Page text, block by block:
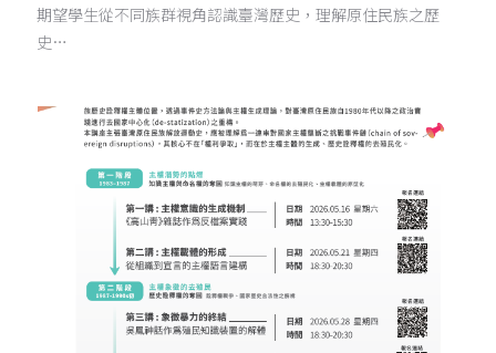
期望學生從不同族群視角認識臺灣歷史，理解原住民族之歷
史…